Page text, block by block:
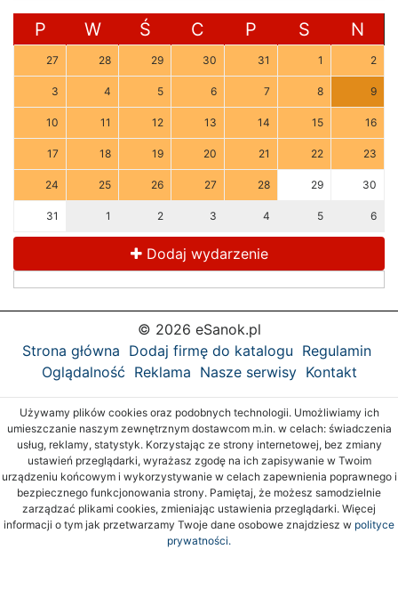
P W Ś C P S N
27 28 29 30 31 1 2
3 4 5 6 7 8 9
10 11 12 13 14 15 16
17 18 19 20 21 22 23
24 25 26 27 28 29 30
31 1 2 3 4 5 6
Dodaj wydarzenie
© 2026 eSanok.pl
Strona główna Dodaj firmę do katalogu Regulamin
Oglądalność Reklama Nasze serwisy Kontakt
Używamy plików cookies oraz podobnych technologii. Umożliwiamy ich
umieszczanie naszym zewnętrznym dostawcom m.in. w celach: świadczenia
usług, reklamy, statystyk. Korzystając ze strony internetowej, bez zmiany
ustawień przeglądarki, wyrażasz zgodę na ich zapisywanie w Twoim
urządzeniu końcowym i wykorzystywanie w celach zapewnienia poprawnego i
bezpiecznego funkcjonowania strony. Pamiętaj, że możesz samodzielnie
zarządzać plikami cookies, zmieniając ustawienia przeglądarki. Więcej
informacji o tym jak przetwarzamy Twoje dane osobowe znajdziesz w polityce
prywatności.